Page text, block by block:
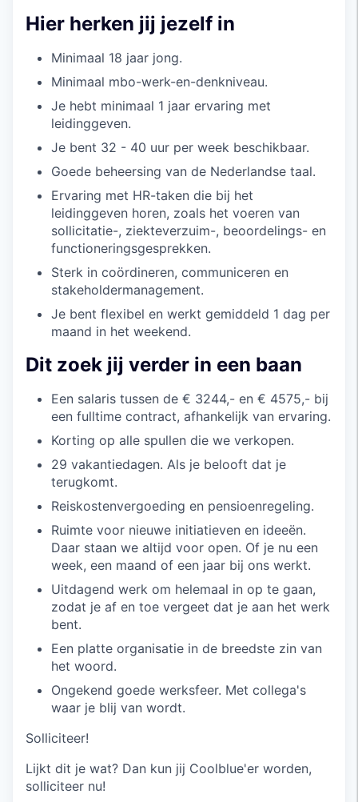
Hier herken jij jezelf in
Minimaal 18 jaar jong.
Minimaal mbo-werk-en-denkniveau.
Je hebt minimaal 1 jaar ervaring met
leidinggeven.
Je bent 32 - 40 uur per week beschikbaar.
Goede beheersing van de Nederlandse taal.
Ervaring met HR-taken die bij het
leidinggeven horen, zoals het voeren van
sollicitatie-, ziekteverzuim-, beoordelings- en
functioneringsgesprekken.
Sterk in coördineren, communiceren en
stakeholdermanagement.
Je bent flexibel en werkt gemiddeld 1 dag per
maand in het weekend.
Dit zoek jij verder in een baan
Een salaris tussen de € 3244,- en € 4575,- bij
een fulltime contract, afhankelijk van ervaring.
Korting op alle spullen die we verkopen.
29 vakantiedagen. Als je belooft dat je
terugkomt.
Reiskostenvergoeding en pensioenregeling.
Ruimte voor nieuwe initiatieven en ideeën.
Daar staan we altijd voor open. Of je nu een
week, een maand of een jaar bij ons werkt.
Uitdagend werk om helemaal in op te gaan,
zodat je af en toe vergeet dat je aan het werk
bent.
Een platte organisatie in de breedste zin van
het woord.
Ongekend goede werksfeer. Met collega's
waar je blij van wordt.
Solliciteer!
Lijkt dit je wat? Dan kun jij Coolblue'er worden,
solliciteer nu!